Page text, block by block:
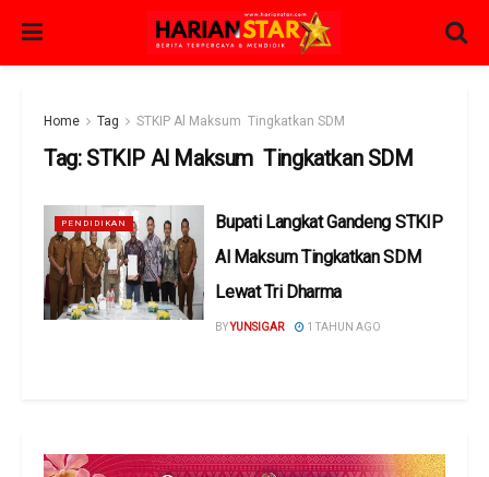
Home Tag STKIP Al Maksum Tingkatkan SDM
Tag: STKIP Al Maksum Tingkatkan SDM
PENDIDIKAN
Bupati Langkat Gandeng STKIP
Al Maksum Tingkatkan SDM
Lewat Tri Dharma
BYYUNSIGAR 1 TAHUN AGO